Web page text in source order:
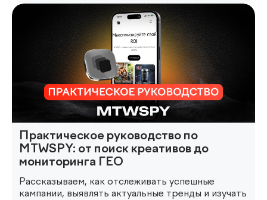
Практическое руководство по
MTWSPY: от поиск креативов до
мониторинга ГЕО
Рассказываем, как отслеживать успешные
кампании, выявлять актуальные тренды и изучать